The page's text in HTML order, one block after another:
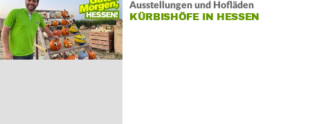
Ausstellungen und Hofläden
KÜRBISHÖFE IN HESSEN